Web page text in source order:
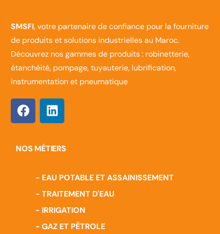
SMSFI, votre partenaire de confiance pour la fourniture
de produits et solutions industrielles au Maroc.
Découvrez nos gammes de produits : robinetterie,
étanchéité, pompage, tuyauterie, lubrification,
instrumentation et pneumatique
NOS MÉTIERS
- EAU POTABLE ET ASSAINISSEMENT
- TRAITEMENT D'EAU
- IRRIGATION
- GAZ ET PÉTROLE